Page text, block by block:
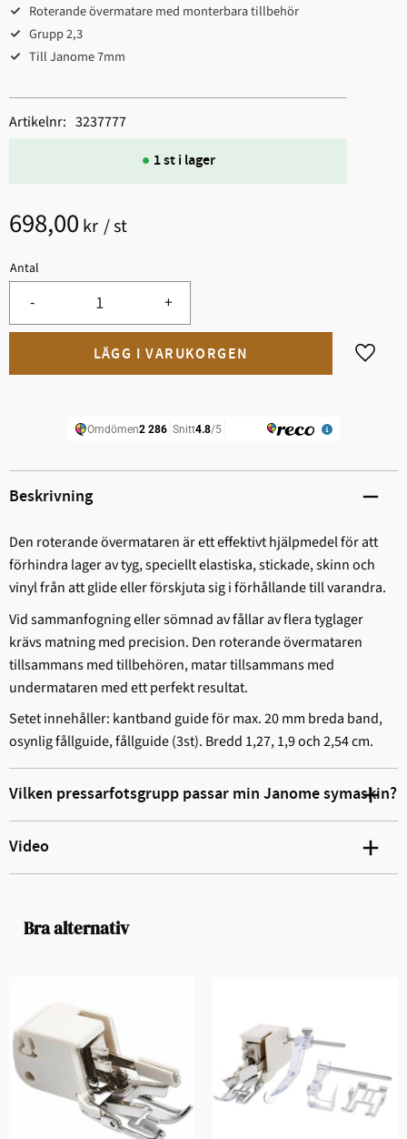
Roterande övermatare med monterbara tillbehör
Grupp 2,3
Till Janome 7mm
698,00 kr /st
Antal
+
-
Lägg
1 st i lager
Artikelnr 3237777
Beskrivning
Den roterande övermataren är ett effektivt hjälpmedel för att
förhindra lager av tyg, speciellt elastiska, stickade, skinn och
vinyl från att glide eller förskjuta sig i förhållande till varandra.
Vid sammanfogning eller sömnad av fållar av flera tyglager
krävs matning med precision. Den roterande övermataren
tillsammans med tillbehören, matar tillsammans med
undermataren med ett perfekt resultat.
Setet innehåller: kantband guide för max. 20 mm breda band,
osynlig fållguide, fållguide (3st). Bredd 1,27, 1,9 och 2,54 cm.
Vilken pressarfotsgrupp passar min Janome symaskin?
Video
Bra alternativ